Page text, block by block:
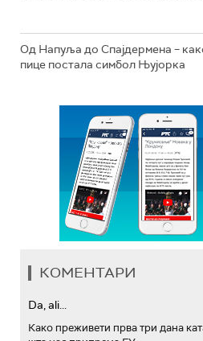
Од Напуља до Спајдермена –
пице постала симбол Њујорка
КОМЕНТАРИ
Da, ali...
Како преживети прва три дана